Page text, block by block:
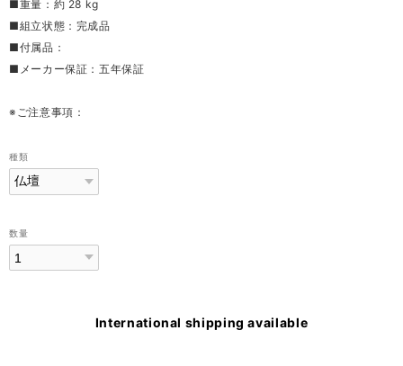
■重量：約 28 kg
■組立状態：完成品
■付属品：
■メーカー保証：五年保証
※ご注意事項：
種類
数量
International shipping available